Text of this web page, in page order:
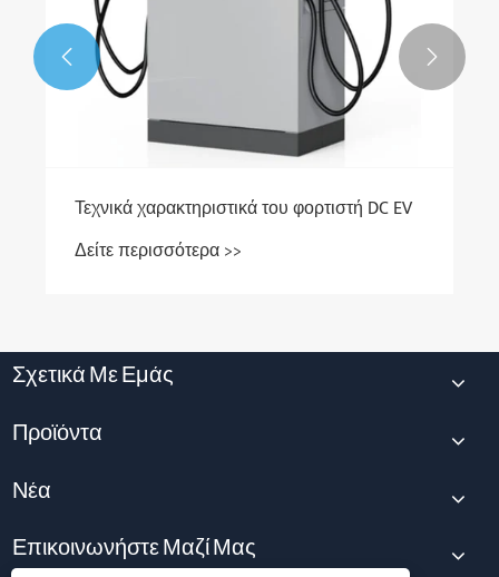
Τεχνικά χαρακτηριστικά του φορτιστή DC EV
Δείτε περισσότερα >>
 
Σχετικά Με Εμάς
Προϊόντα
Νέα
Επικοινωνήστε Μαζί Μας